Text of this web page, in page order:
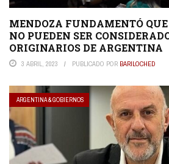
MENDOZA FUNDAMENTÓ
NO PUEDEN SER
ORIGINARIOS DE ARGENTINA
3 ABRIL, 2023 PUBLICADO POR BARILOCHED
ARGENTINA & GOBIERNOS